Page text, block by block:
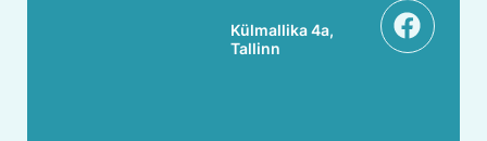
Külmallika 4a,
Tallinn